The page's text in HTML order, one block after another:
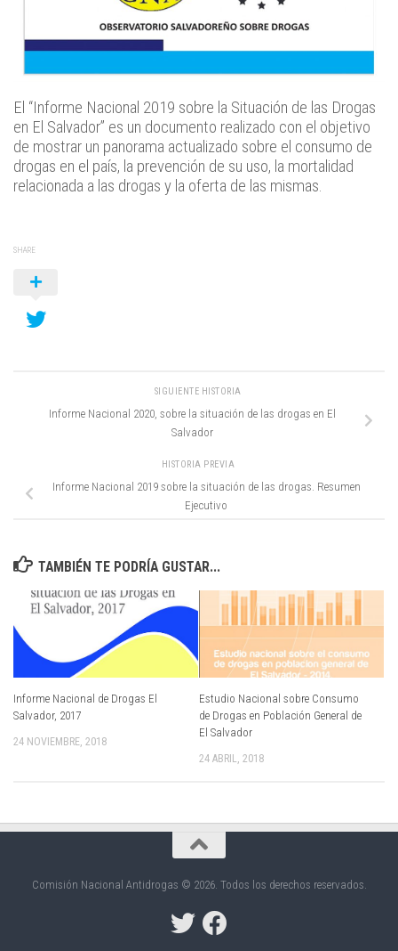
El “Informe Nacional 2019 sobre la Situación de las Drogas
en El Salvador” es un documento realizado con el objetivo
de mostrar un panorama actualizado sobre el consumo de
drogas en el país, la prevención de su uso, la mortalidad
relacionada a las drogas y la oferta de las mismas.
SHARE
SIGUIENTE HISTORIA
Informe Nacional 2020, sobre la situación de las drogas en El
Salvador
HISTORIA PREVIA
Informe Nacional 2019 sobre la situación de las drogas. Resumen
Ejecutivo
TAMBIÉN TE PODRÍA GUSTAR...
Informe Nacional de Drogas El
Salvador, 2017
24 NOVIEMBRE, 2018
Estudio Nacional sobre Consumo
de Drogas en Población General de
El Salvador
24 ABRIL, 2018
Comisión Nacional Antidrogas © 2026. Todos los derechos reservados.